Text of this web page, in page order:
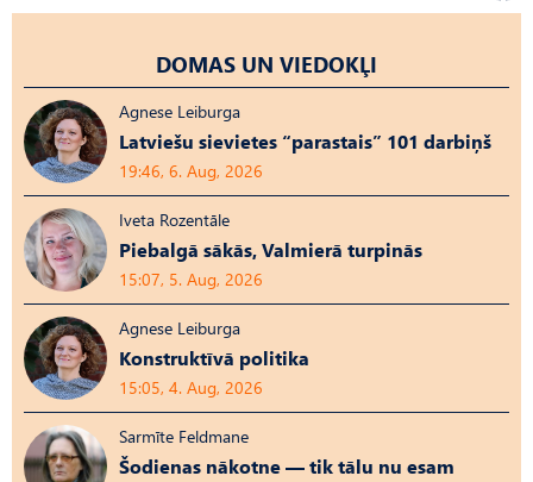
DOMAS UN VIEDOKĻI
Agnese Leiburga
Latviešu sievietes “parastais” 101 darbiņš
19:46, 6. Aug, 2026
Iveta Rozentāle
Piebalgā sākās, Valmierā turpinās
15:07, 5. Aug, 2026
Agnese Leiburga
Konstruktīvā politika
15:05, 4. Aug, 2026
Sarmīte Feldmane
Šodienas nākotne — tik tālu nu esam